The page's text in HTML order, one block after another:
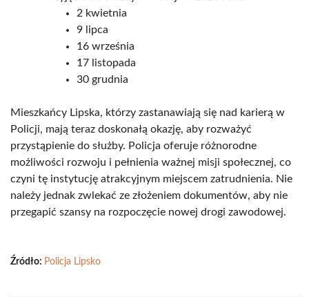
2 kwietnia
9 lipca
16 września
17 listopada
30 grudnia
Mieszkańcy Lipska, którzy zastanawiają się nad karierą w
Policji, mają teraz doskonałą okazję, aby rozważyć
przystąpienie do służby. Policja oferuje różnorodne
możliwości rozwoju i pełnienia ważnej misji społecznej, co
czyni tę instytucję atrakcyjnym miejscem zatrudnienia. Nie
należy jednak zwlekać ze złożeniem dokumentów, aby nie
przegapić szansy na rozpoczęcie nowej drogi zawodowej.
Źródło: Policja Lipsko